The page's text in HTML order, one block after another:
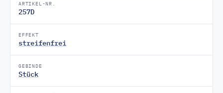
ARTIKEL-NR.
257D
EFFEKT
streifenfrei
GEBINDE
Stück